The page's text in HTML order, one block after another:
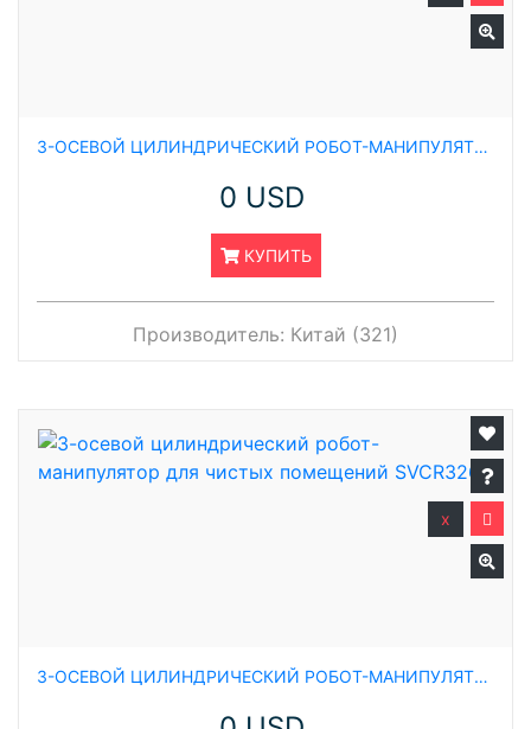
3-ОСЕВОЙ ЦИЛИНДРИЧЕСКИЙ РОБОТ-МАНИПУЛЯТОР ДЛЯ ЧИСТЫХ ПОМЕЩЕНИЙ (ВЛАГОЗАЩИЩЕННОЕ ИСПОЛНЕНИЕ) SWCR3160CS
0 USD
КУПИТЬ
Производитель: Китай (321)
3-ОСЕВОЙ ЦИЛИНДРИЧЕСКИЙ РОБОТ-МАНИПУЛЯТОР ДЛЯ ЧИСТЫХ ПОМЕЩЕНИЙ SVCR3260
x